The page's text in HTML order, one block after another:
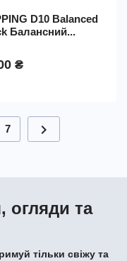
D10 Balanced
Балансний...
₴
7 chevron_right
огляди та
тільки свіжу та